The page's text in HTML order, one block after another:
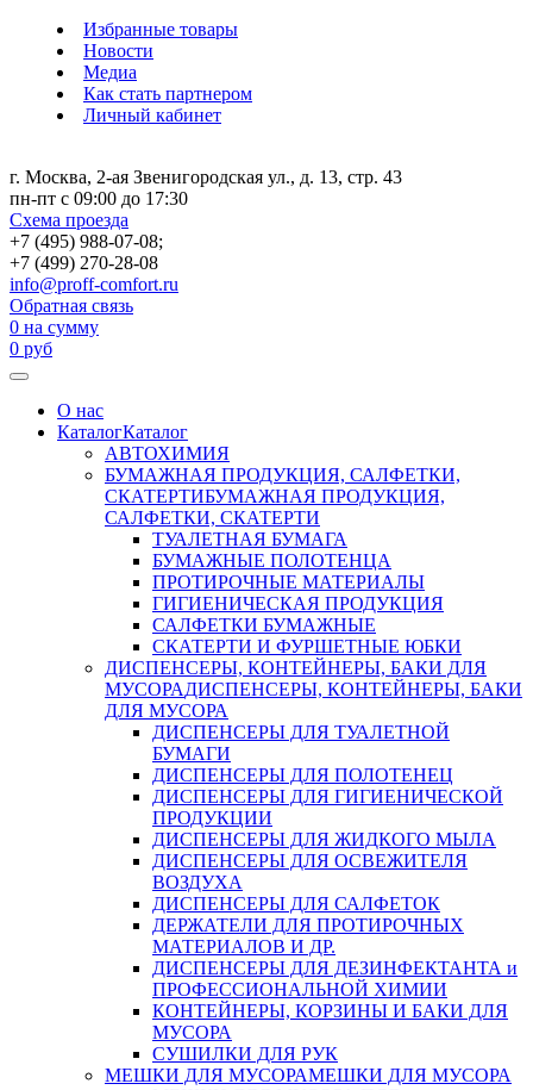
Избранные товары
Новости
Медиа
Как стать партнером
Личный кабинет
г. Москва, 2-ая Звенигородская ул., д. 13, стр. 43
пн-пт с 09:00 до 17:30
Схема проезда
+7 (495) 988-07-08;
+7 (499) 270-28-08
info@proff-comfort.ru
Обратная связь
0 на сумму
0 руб
О нас
КаталогКаталог
АВТОХИМИЯ
БУМАЖНАЯ ПРОДУКЦИЯ, САЛФЕТКИ,
СКАТЕРТИБУМАЖНАЯ ПРОДУКЦИЯ,
САЛФЕТКИ, СКАТЕРТИ
ТУАЛЕТНАЯ БУМАГА
БУМАЖНЫЕ ПОЛОТЕНЦА
ПРОТИРОЧНЫЕ МАТЕРИАЛЫ
ГИГИЕНИЧЕСКАЯ ПРОДУКЦИЯ
САЛФЕТКИ БУМАЖНЫЕ
СКАТЕРТИ И ФУРШЕТНЫЕ ЮБКИ
ДИСПЕНСЕРЫ, КОНТЕЙНЕРЫ, БАКИ ДЛЯ
МУСОРАДИСПЕНСЕРЫ, КОНТЕЙНЕРЫ, БАКИ
ДЛЯ МУСОРА
ДИСПЕНСЕРЫ ДЛЯ ТУАЛЕТНОЙ
БУМАГИ
ДИСПЕНСЕРЫ ДЛЯ ПОЛОТЕНЕЦ
ДИСПЕНСЕРЫ ДЛЯ ГИГИЕНИЧЕСКОЙ
ПРОДУКЦИИ
ДИСПЕНСЕРЫ ДЛЯ ЖИДКОГО МЫЛА
ДИСПЕНСЕРЫ ДЛЯ ОСВЕЖИТЕЛЯ
ВОЗДУХА
ДИСПЕНСЕРЫ ДЛЯ САЛФЕТОК
ДЕРЖАТЕЛИ ДЛЯ ПРОТИРОЧНЫХ
МАТЕРИАЛОВ И ДР.
ДИСПЕНСЕРЫ ДЛЯ ДЕЗИНФЕКТАНТА и
ПРОФЕССИОНАЛЬНОЙ ХИМИИ
КОНТЕЙНЕРЫ, КОРЗИНЫ И БАКИ ДЛЯ
МУСОРА
СУШИЛКИ ДЛЯ РУК
МЕШКИ ДЛЯ МУСОРАМЕШКИ ДЛЯ МУСОРА